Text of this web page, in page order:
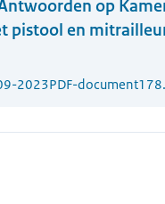
op
pistool en
2023PDF-document